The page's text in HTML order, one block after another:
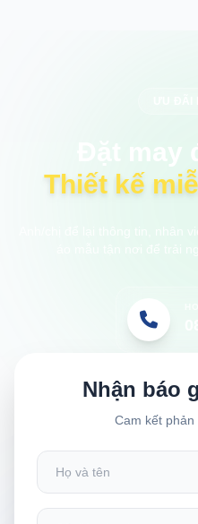
Đặt may
Thiết kế
Nhận báo
Cam kết